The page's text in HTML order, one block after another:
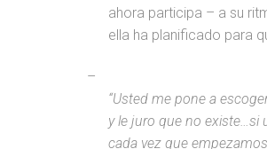
ahora participa – a su
ella ha planificado para
–
“Usted me pone a
y le juro que no existe…si
cada vez que